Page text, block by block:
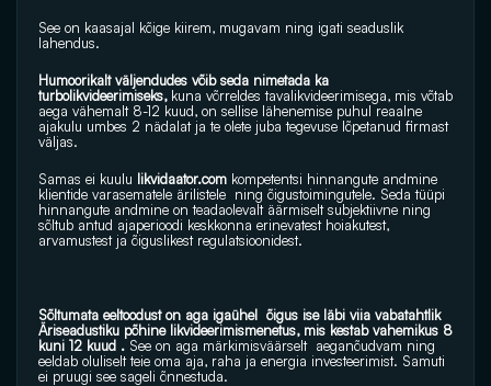
See on kaasajal kõige kiirem, mugavam ning igati seaduslik
lahendus.
Humoorikalt väljendudes võib seda nimetada ka
turbolikvideerimiseks, kuna võrreldes tavalikvideerimisega, mis võtab
aega vähemalt 8-12 kuud, on sellise lähenemise puhul reaalne
ajakulu umbes 2 nädalat ja te olete juba tegevuse lõpetanud firmast
väljas.
Samas ei kuulu likvidaator.com kompetentsi hinnangute andmine
klientide varasematele ärilistele  ning õigustoimingutele. Seda tüüpi
hinnangute andmine on teadaolevalt äärmiselt subjektiivne ning
sõltub antud ajaperioodi keskkonna erinevatest hoiakutest,
arvamustest ja õiguslikest regulatsioonidest.
Sõltumata eeltoodust on aga igaühel  õigus ise läbi viia vabatahtlik
Äriseadustiku põhine likvideerimismenetus, mis kestab vahemikus 8
kuni 12 kuud . See on aga märkimisväärselt  aeganõudvam ning
eeldab oluliselt teie oma aja, raha ja energia investeerimist. Samuti
ei pruugi see sageli õnnestuda.